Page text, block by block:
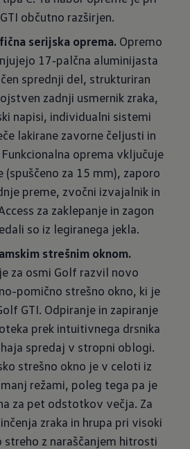
občutno razširjen.
serijska oprema. Opremo
17‑palčna aluminijasta
sprednji del, strukturiran
zadnji usmernik zraka,
napisi, individu­alni sistemi
lakirane zavorne čeljusti in
oprema vključuje
za 15 mm), zaporo
preme, zvočni izvajalnik in
za zaklepanje in zagon
so iz legiranega jekla.
strešnim oknom.
za osmi Golf razvil novo
pomično strešno okno, ki je
GTI. Odpiranje in zapiranje
prek intuitivnega drsnika
spredaj v stropni oblogi.
strešno okno je v celoti iz
režami, poleg tega pa je
za pet odstotkov večja. Za
zraka in hrupa pri visoki
z naraščanjem hitrosti